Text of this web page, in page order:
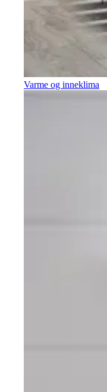
Varme og inneklima